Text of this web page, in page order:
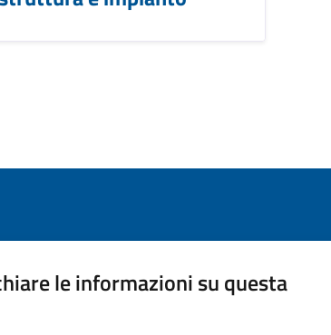
le informazioni su questa